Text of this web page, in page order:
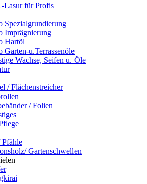
Lasur für Profis
Spezialgrundierung
Imprägnierung
Hartöl
Garten-u.Terrassenöle
Wachse, Seifen u. Öle
/ Flächenstreicher
/ Folien
Pfähle
Gartenschwellen